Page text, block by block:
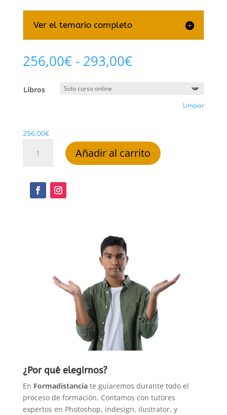
Ver el temario completo
256,00€ - 293,00€Rango
de
Libros
Limpiar
256,00€
InDesign
Añadir al carrito
¿Por qué elegirnos?
En Formadistanciate guiaremos durante todo el
proceso de formación. Contamos con tutores
expertos en Photoshop, indesign, ilustrator, y